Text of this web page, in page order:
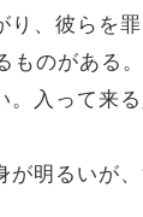
、彼らを
のがある。
入って来
明るいが、